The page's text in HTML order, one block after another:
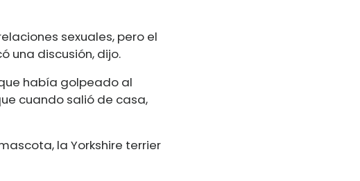
sexuales, pero el
una discusión, dijo.
había golpeado al
cuando salió de casa,
la Yorkshire terrier